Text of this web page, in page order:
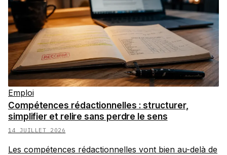
Emploi
Compétences rédactionnelles : structurer,
simplifier et relire sans perdre le sens
14 JUILLET 2026
Les compétences rédactionnelles vont bien au-delà de